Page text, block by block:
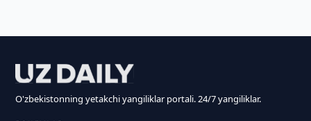
O'zbekistonning yetakchi yangiliklar portali. 24/7 yangiliklar.